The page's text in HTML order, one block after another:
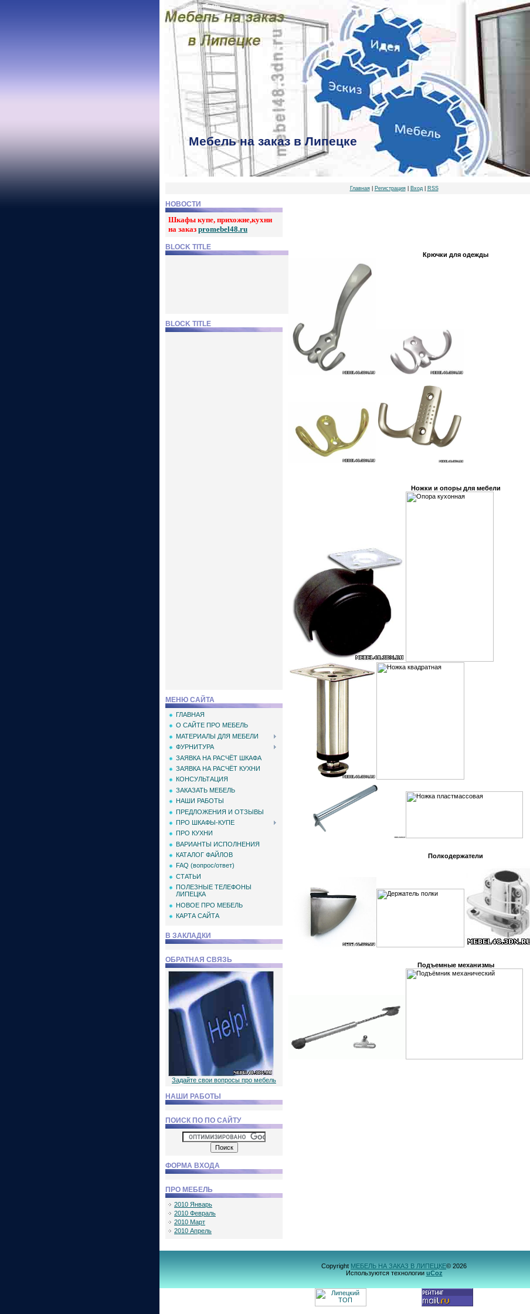
Приветствую Вас Гость
Мебель на заказ в Липецке
Главная| Регистрация| Вход| RSS
НОВОСТИ
Шкафы купе, прихожие,кухни
на заказ promebel48.ru
BLOCK TITLE
BLOCK TITLE
МЕНЮ САЙТА
ГЛАВНАЯ
О САЙТЕ ПРО МЕБЕЛЬ
МАТЕРИАЛЫ ДЛЯ МЕБЕЛИ
ФУРНИТУРА
ЗАЯВКА НА РАСЧЁТ ШКАФА
ЗАЯВКА НА РАСЧЁТ КУХНИ
КОНСУЛЬТАЦИЯ
ЗАКАЗАТЬ МЕБЕЛЬ
НАШИ РАБОТЫ
ПРЕДЛОЖЕНИЯ И ОТЗЫВЫ
ПРО ШКАФЫ-КУПЕ
ПРО КУХНИ
ВАРИАНТЫ ИСПОЛНЕНИЯ
КАТАЛОГ ФАЙЛОВ
FAQ (вопрос/ответ)
СТАТЬИ
ПОЛЕЗНЫЕ ТЕЛЕФОНЫ
ЛИПЕЦКА
НОВОЕ ПРО МЕБЕЛЬ
КАРТА САЙТА
В ЗАКЛАДКИ
ОБРАТНАЯ СВЯЗЬ
Задайте свои вопросы про мебель
НАШИ РАБОТЫ
ПОИСК ПО ПО САЙТУ
ФОРМА ВХОДА
ПРО МЕБЕЛЬ
2010 Январь
2010 Февраль
2010 Март
2010 Апрель
Крючки для одежды
Ножки и опоры для мебели
Полкодержатели
Подъемные механизмы
Copyright МЕБЕЛЬ НА ЗАКАЗ В ЛИПЕЦКЕ© 2026
Используются технологии uCoz